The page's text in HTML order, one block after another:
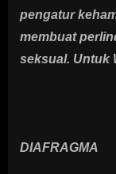
pengatur
membuat
seksual. Untuk
DIAFRAGMA